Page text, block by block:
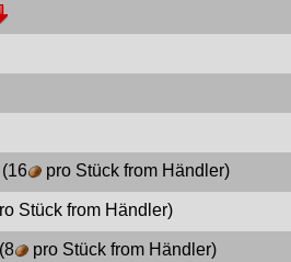
(16 pro Stück from Händler)
Stück from Händler)
pro Stück from Händler)